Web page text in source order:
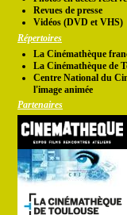
Revues de presse
Vidéos (DVD et VHS)
Répertoires
La Cinémathèque
La Cinémathèque de
Centre National du
l'image animée
Partenaires